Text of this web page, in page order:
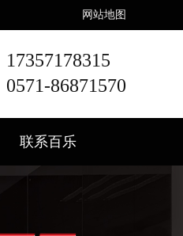
网站地图
17357178315
0571-86871570
联系百乐